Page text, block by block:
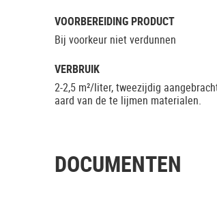
VOORBEREIDING PRODUCT
Bij voorkeur niet verdunnen
VERBRUIK
2-2,5 m²/liter, tweezijdig
aard van de te lijmen materialen.
DOCUMENTEN